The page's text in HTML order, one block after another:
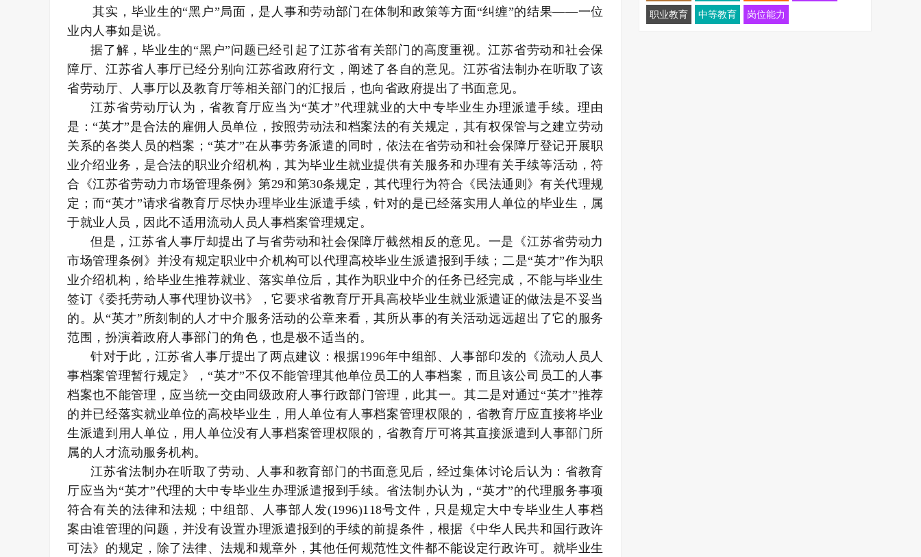
其实，毕业生的“黑户”局面，是人事和劳动部门在体制和政策等方面“纠缠”的结果——一位
业内人事如是说。
据了解，毕业生的“黑户”问题已经引起了江苏省有关部门的高度重视。江苏省劳动和社会保
障厅、江苏省人事厅已经分别向江苏省政府行文，阐述了各自的意见。江苏省法制办在听取了该
省劳动厅、人事厅以及教育厅等相关部门的汇报后，也向省政府提出了书面意见。
江苏省劳动厅认为，省教育厅应当为“英才”代理就业的大中专毕业生办理派遣手续。理由
是：“英才”是合法的雇佣人员单位，按照劳动法和档案法的有关规定，其有权保管与之建立劳动
关系的各类人员的档案；“英才”在从事劳务派遣的同时，依法在省劳动和社会保障厅登记开展职
业介绍业务，是合法的职业介绍机构，其为毕业生就业提供有关服务和办理有关手续等活动，符
合《江苏省劳动力市场管理条例》第29和第30条规定，其代理行为符合《民法通则》有关代理规
定；而“英才”请求省教育厅尽快办理毕业生派遣手续，针对的是已经落实用人单位的毕业生，属
于就业人员，因此不适用流动人员人事档案管理规定。
但是，江苏省人事厅却提出了与省劳动和社会保障厅截然相反的意见。一是《江苏省劳动力
市场管理条例》并没有规定职业中介机构可以代理高校毕业生派遣报到手续；二是“英才”作为职
业介绍机构，给毕业生推荐就业、落实单位后，其作为职业中介的任务已经完成，不能与毕业生
签订《委托劳动人事代理协议书》，它要求省教育厅开具高校毕业生就业派遣证的做法是不妥当
的。从“英才”所刻制的人才中介服务活动的公章来看，其所从事的有关活动远远超出了它的服务
范围，扮演着政府人事部门的角色，也是极不适当的。
针对于此，江苏省人事厅提出了两点建议：根据1996年中组部、人事部印发的《流动人员人
事档案管理暂行规定》，“英才”不仅不能管理其他单位员工的人事档案，而且该公司员工的人事
档案也不能管理，应当统一交由同级政府人事行政部门管理，此其一。其二是对通过“英才”推荐
的并已经落实就业单位的高校毕业生，用人单位有人事档案管理权限的，省教育厅应直接将毕业
生派遣到用人单位，用人单位没有人事档案管理权限的，省教育厅可将其直接派遣到人事部门所
属的人才流动服务机构。
江苏省法制办在听取了劳动、人事和教育部门的书面意见后，经过集体讨论后认为：省教育
厅应当为“英才”代理的大中专毕业生办理派遣报到手续。省法制办认为，“英才”的代理服务事项
符合有关的法律和法规；中组部、人事部人发(1996)118号文件，只是规定大中专毕业生人事档
案由谁管理的问题，并没有设置办理派遣报到的手续的前提条件，根据《中华人民共和国行政许
可法》的规定，除了法律、法规和规章外，其他任何规范性文件都不能设定行政许可。就毕业生
职业教育 中等教育 岗位能力